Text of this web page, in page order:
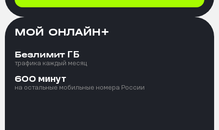
МОЙ ОНЛАЙН+
Безлимит ГБ
трафика каждый месяц
600 минут
на остальные мобильные номера России